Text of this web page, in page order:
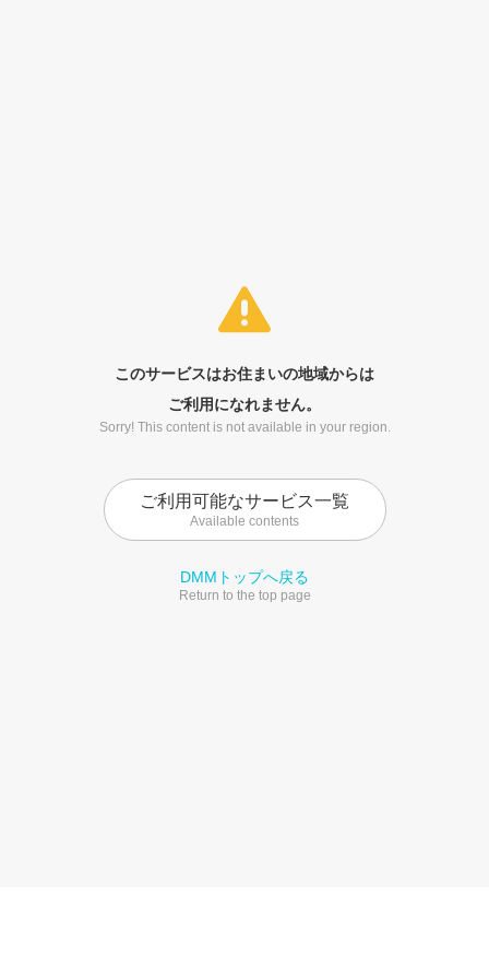
このサービスはお住まいの地域からは
ご利用になれません。
Sorry! This content is not available in your region.
ご利用可能なサービス一覧
Available contents
DMMトップへ戻る
Return to the top page